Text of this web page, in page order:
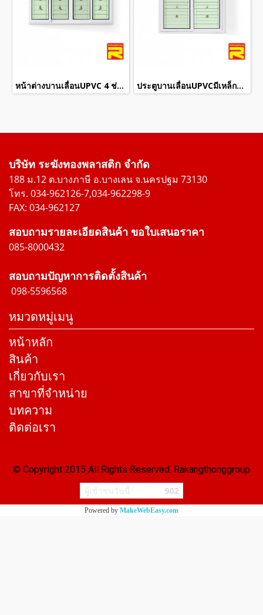
หน้าต่างบานเลื่อนUPVC 4 ช่องมีเหล็กดัด+กระจก 2 ชั้น ประตูบานเลื่อนUPVCมีเหล็กดัด+กระจก 2 ชั้น
บริษัท ระฆังทองพลาสติก จำกัด
188 ม.12 ต.บางภาษี อ.บางเลน จ.นครปฐม 73130
โทร. 034-962126-7,034-962298-9
FAX: 034-962127
สอบถามรายละเอียดสินค้า ขอใบเสนอราคา
085-8000432
สอบถามปัญหาการติดตั้งสินค้า
098-5596568
หมวดหมู่เมนู
หน้าหลัก
สินค้า
เกี่ยวกับเรา
สาขาที่จำหน่าย
บทความ
ติดต่อเรา
© Copyright 2015 All Rights Reserved. Rakangthonggroup
ผู้เข้าชมวันนี้
902
Powered by MakeWebEasy.com